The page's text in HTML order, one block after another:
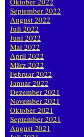
September 2022
August 2022
Juli 2022
Juni 2022
Mai 2022
April 2022
März 2022
Februar 2022
Januar 2022
Dezember 2021
November 2021
Oktober 2021
September 2021
August 2021